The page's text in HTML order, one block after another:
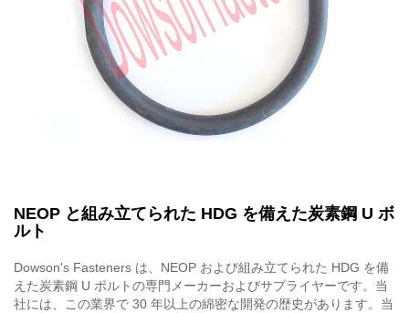
NEOP と組み立てられた HDG を備えた炭素鋼 U ボ
ルト
Dowson's Fasteners は、NEOP および組み立てられた HDG を備
えた炭素鋼 U ボルトの専門メーカーおよびサプライヤーです。当
社には、この業界で 30 年以上の綿密な開発の歴史があります。当